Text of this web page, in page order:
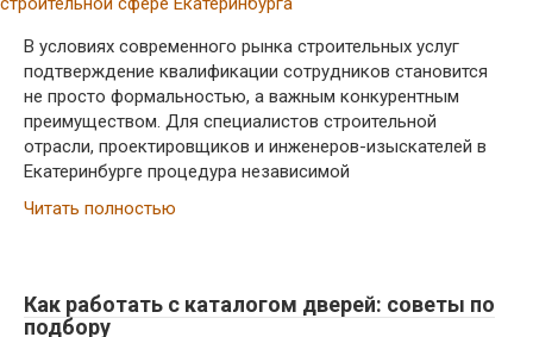
В условиях современного рынка строительных услуг
подтверждение квалификации сотрудников становится
не просто формальностью, а важным конкурентным
преимуществом. Для специалистов строительной
отрасли, проектировщиков и инженеров-изыскателей в
Екатеринбурге процедура независимой
Читать полностью
Как работать с каталогом дверей: советы по
подбору